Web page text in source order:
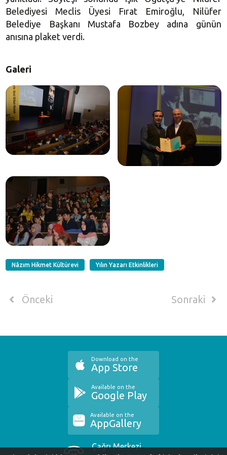
Belediyesi Meclis Üyesi Fırat Emiroğlu, Nilüfer
Belediye Başkanı Mustafa Bozbey adına günün
anısına plaket verdi.
Galeri
Nâzım Hikmet Kültürevi Yılın Yazarı Etkinlikleri
Önceki Sonraki
Çağrı Merkezi
Download on the
App Store
Available on the
Google Play
Available on the
AppGallery